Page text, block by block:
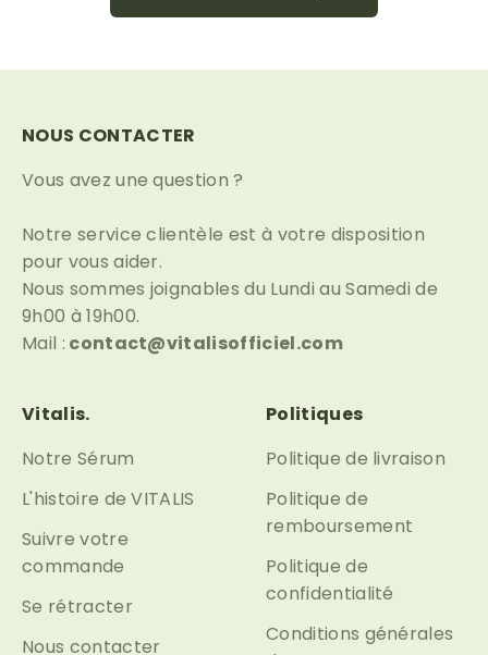
NOUS CONTACTER
Vous avez une question ?
Notre service clientèle est à votre disposition
pour vous aider.
Nous sommes joignables du Lundi au Samedi de
9h00 à 19h00.
Mail : contact@vitalisofficiel.com
Vitalis.
Notre Sérum
L'histoire de VITALIS
Suivre votre
commande
Se rétracter
Nous contacter
Politiques
Politique de livraison
Politique de
remboursement
Politique de
confidentialité
Conditions générales